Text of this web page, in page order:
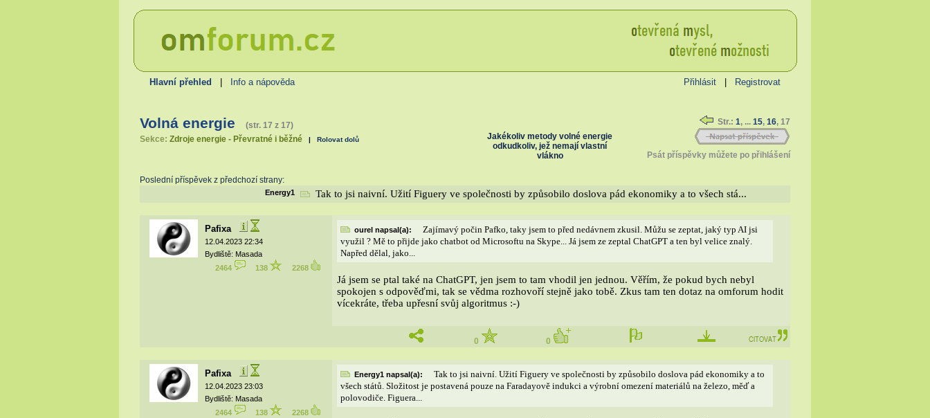
Hlavní přehled Info a nápověda Přihlásit Registrovat
Volná energie (str. 17 z 17)
Sekce: Zdroje energie - Převratné i běžné | Rolovat dolů
Jakékoliv metody volné energie
odkudkoliv, jež nemají vlastní
vlákno
Str.: 1, ... 15, 16, 17
Psát příspěvky můžete po přihlášení
Poslední příspěvek z předchozí strany:
Energy1 Tak to jsi naivní. Užití Figuery ve společnosti by způsobilo doslova pád ekonomiky a to všech stá...
Pafixa
12.04.2023 22:34
Bydliště: Masada
2464
138 2268
ourel napsal(a):
Zajímavý počin Pafko, taky jsem to před nedávnem zkusil. Můžu se zeptat, jaký typ AI jsi
využil ? Mě to přijde jako chatbot od Microsoftu na Skype... Já jsem ze zeptal ChatGPT a ten byl velice znalý.
Napřed dělal, jako...
Já jsem se ptal také na ChatGPT, jen jsem to tam vhodil jen jednou. Věřím, že pokud bych nebyl
spokojen s odpověďmi, tak se vědma rozhovoří stejně jako tobě. Zkus tam ten dotaz na omforum hodit
vícekráte, třeba upřesní svůj algoritmus :-)
0 0
Pafixa
12.04.2023 23:03
Bydliště: Masada
2464
138 2268
Energy1 napsal(a):
Tak to jsi naivní. Užití Figuery ve společnosti by způsobilo doslova pád ekonomiky a to
všech států. Složitost je postavená pouze na Faradayově indukci a výrobní omezení materiálů na železo, měď a
polovodiče. Figuera...